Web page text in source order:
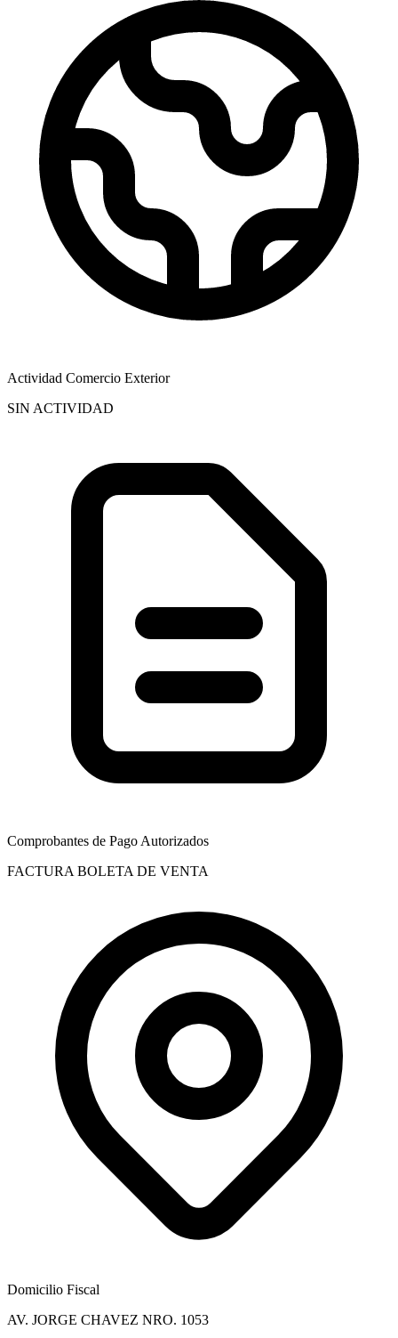
Actividad Comercio Exterior
SIN ACTIVIDAD
Comprobantes de Pago Autorizados
FACTURA BOLETA DE VENTA
Domicilio Fiscal
AV. JORGE CHAVEZ NRO. 1053